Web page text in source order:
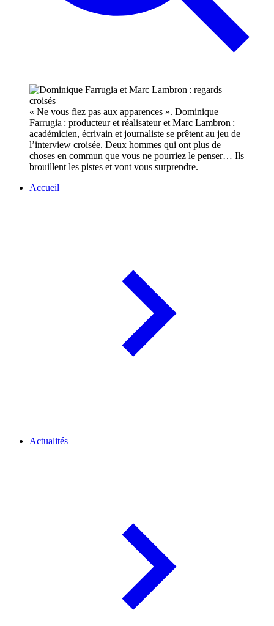
« Ne vous fiez pas aux apparences ». Dominique
Farrugia : producteur et réalisateur et Marc Lambron :
académicien, écrivain et journaliste se prêtent au jeu de
l’interview croisée. Deux hommes qui ont plus de
choses en commun que vous ne pourriez le penser… Ils
brouillent les pistes et vont vous surprendre.
Accueil
Actualités